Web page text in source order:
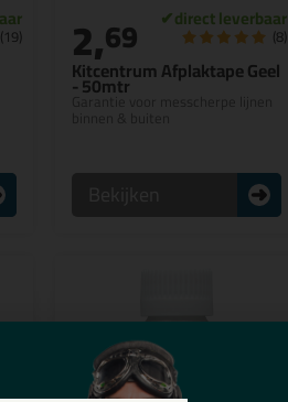
(19)
Kitcentrum Afplaktape Geel
- 50mtr
Garantie voor messcherpe lijnen
2,69 (8)